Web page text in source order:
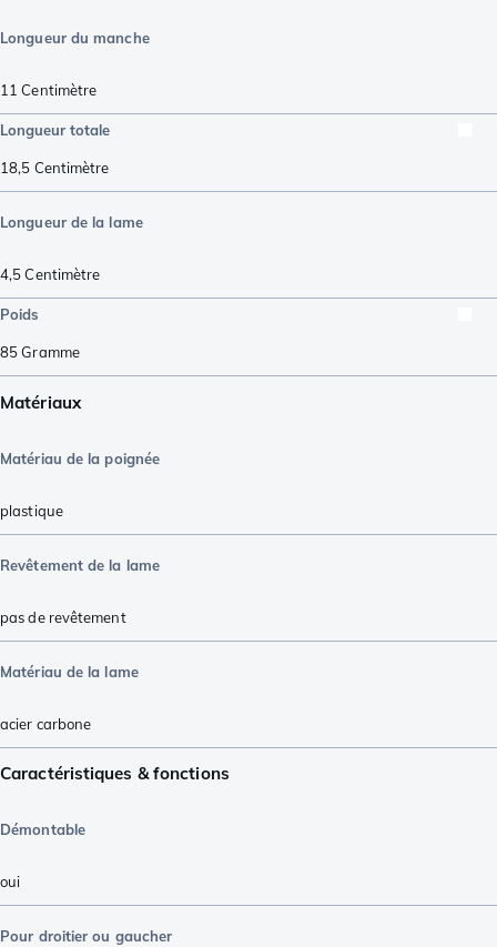
Longueur du manche
11 Centimètre
Longueur totale
18,5 Centimètre
Longueur de la lame
4,5Centimètre
Poids
85Gramme
Matériaux
Matériau de la poignée
plastique
Revêtement de la lame
pas de revêtement
Matériau de la lame
acier carbone
Caractéristiques & fonctions
Démontable
oui
Pour droitier ou gaucher